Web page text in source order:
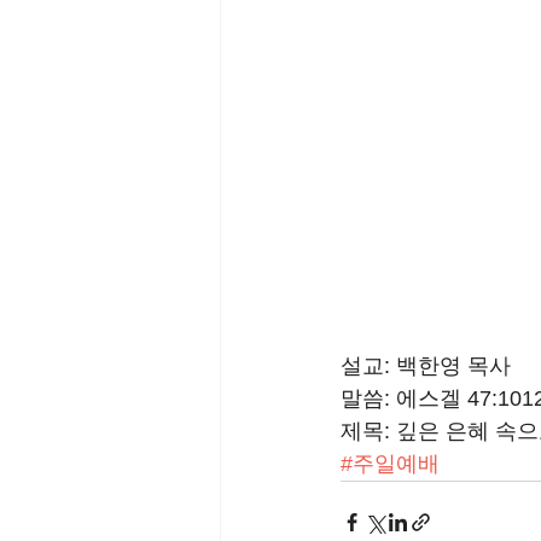
설교: 백한영 목사
말씀: 에스겔
제목: 깊은 은혜 속
#주일예배